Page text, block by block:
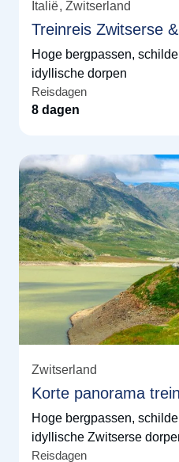
Italië Zwitserland
Treinreis Zwitserse
Hoge bergpassen,
idyllische dorpen
Reisdagen
8 dagen
Zwitserland
Korte panorama
Hoge bergpassen,
idyllische Zwitserse
Reisdagen